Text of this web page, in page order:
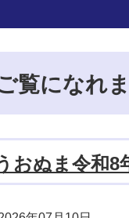
覧になれま
おぬま令和8